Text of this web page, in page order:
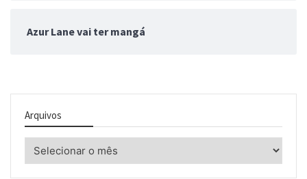
Azur Lane vai ter mangá
Arquivos
Arquivos